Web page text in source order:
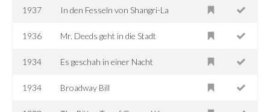
1937 In den Fesseln von Shangri-La
1936 Mr. Deeds geht in die Stadt
1934 Es geschah in einer Nacht
1934 Broadway Bill